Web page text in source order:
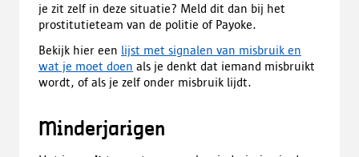
je zit zelf in deze situatie? Meld dit dan bij het
prostitutieteam van de politie of Payoke.
Bekijk hier een lijst met signalen van misbruik en
wat je moet doen als je denkt dat iemand misbruikt
wordt, of als je zelf onder misbruik lijdt.
Minderjarigen